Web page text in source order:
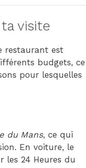
visite
restaurant est
budgets, ce
pour lesquelles
du Mans, ce qui
En voiture, le
les 24 Heures du